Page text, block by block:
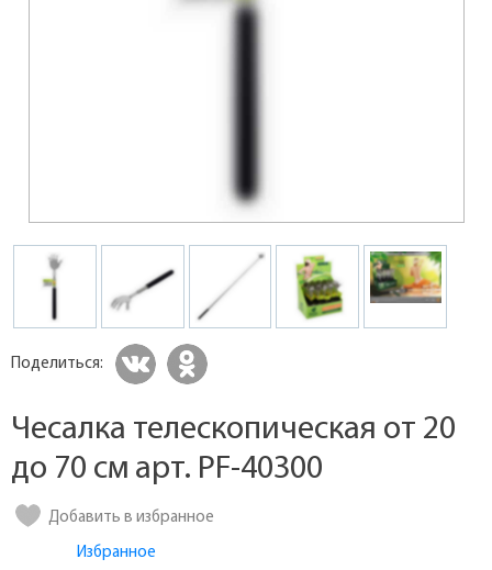
Поделиться:
Чесалка телескопическая от 20
до 70 см арт. PF-40300
Добавить в избранное
Избранное